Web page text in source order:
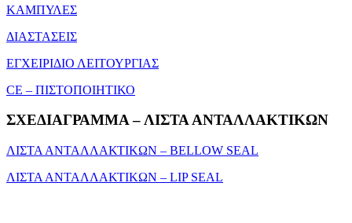
ΚΑΜΠΥΛΕΣ
ΔΙΑΣΤΑΣΕΙΣ
ΕΓΧΕΙΡΙΔΙΟ ΛΕΙΤΟΥΡΓΙΑΣ
CE – ΠΙΣΤΟΠΟΙΗΤΙΚΟ
ΣΧΕΔΙΑΓΡΑΜΜΑ – ΛΙΣΤΑ ΑΝΤΑΛΛΑΚΤΙΚΩΝ
ΛΙΣΤΑ ΑΝΤΑΛΛΑΚΤΙΚΩΝ – BELLOW SEAL
ΛΙΣΤΑ ΑΝΤΑΛΛΑΚΤΙΚΩΝ – LIP SEAL